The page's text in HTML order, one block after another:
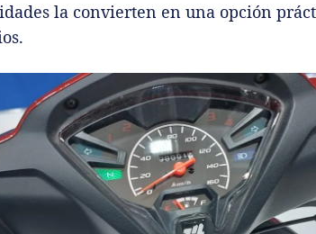
la convierten en una opción